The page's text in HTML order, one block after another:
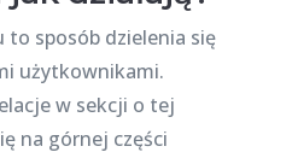
to sposób dzielenia się
użytkownikami.
w sekcji o tej
na górnej części